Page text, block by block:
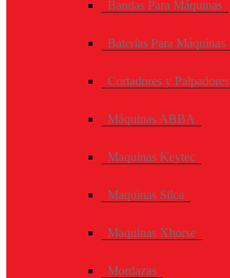
Bandas Para Máquinas
Baterías Para Máquinas
Cortadores y Palpadores
Máquinas ABBA
Maquinas Keytec
Maquinas Silca
Maquinas Xhorse
Mordazas